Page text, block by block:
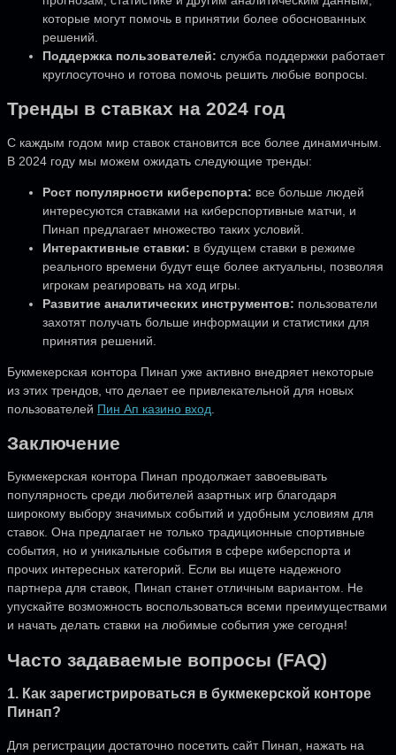
которые могут помочь в принятии более обоснованных
решений.
Поддержка пользователей: служба поддержки работает
круглосуточно и готова помочь решить любые вопросы.
Тренды в ставках на 2024 год
С каждым годом мир ставок становится все более динамичным.
В 2024 году мы можем ожидать следующие тренды:
Рост популярности киберспорта: все больше людей
интересуются ставками на киберспортивные матчи, и
Пинап предлагает множество таких условий.
Интерактивные ставки: в будущем ставки в режиме
реального времени будут еще более актуальны, позволяя
игрокам реагировать на ход игры.
Развитие аналитических инструментов: пользователи
захотят получать больше информации и статистики для
принятия решений.
Букмекерская контора Пинап уже активно внедряет некоторые
из этих трендов, что делает ее привлекательной для новых
пользователей Пин Ап казино вход
Заключение
Букмекерская контора Пинап продолжает завоевывать
популярность среди любителей азартных игр благодаря
широкому выбору значимых событий и удобным условиям для
ставок. Она предлагает не только традиционные спортивные
события, но и уникальные события в сфере киберспорта и
прочих интересных категорий. Если вы ищете надежного
партнера для ставок, Пинап станет отличным вариантом. Не
упускайте возможность воспользоваться всеми преимуществами
и начать делать ставки на любимые события уже сегодня!
Часто задаваемые вопросы (FAQ)
1. Как зарегистрироваться в букмекерской конторе
Пинап?
Для регистрации достаточно посетить сайт Пинап, нажать на